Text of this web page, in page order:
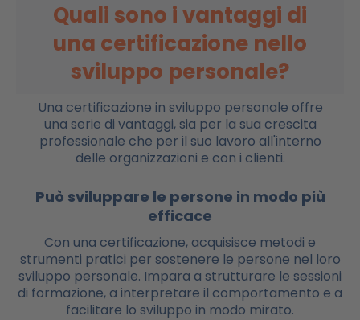
Quali sono i vantaggi di
una certificazione nello
sviluppo personale?
Una certificazione in sviluppo personale offre
una serie di vantaggi, sia per la sua crescita
professionale che per il suo lavoro all'interno
delle organizzazioni e con i clienti.
Può sviluppare le persone in modo più
efficace
Con una certificazione, acquisisce metodi e
strumenti pratici per sostenere le persone nel loro
sviluppo personale. Impara a strutturare le sessioni
di formazione, a interpretare il comportamento e a
facilitare lo sviluppo in modo mirato.